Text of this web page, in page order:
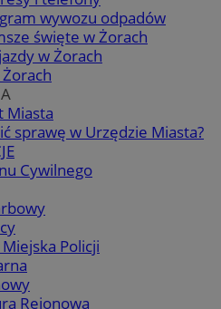
wywozu odpadów
święte w Żorach
w Żorach
Miasta
sprawę w Urzędzie Miasta?
Cywilnego
Policji
Rejonowa